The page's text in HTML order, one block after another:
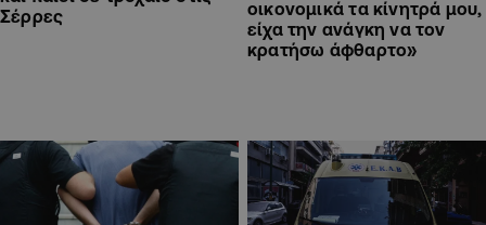
Σέρρες
οικονομικά τα κίνητρά μου,
είχα την ανάγκη να τον
κρατήσω άφθαρτο»